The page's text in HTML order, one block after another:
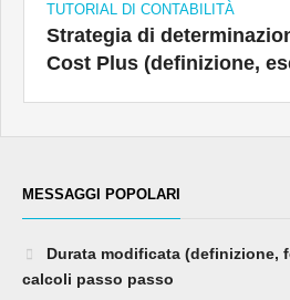
TUTORIAL DI CONTABILITÀ
Strategia di
Cost Plus (definizione,
MESSAGGI POPOLARI
Durata modificata (definizione,
calcoli passo passo